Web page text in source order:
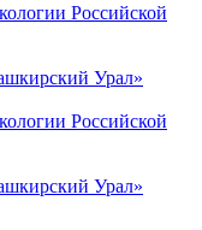
Российской
Урал»
Российской
Урал»